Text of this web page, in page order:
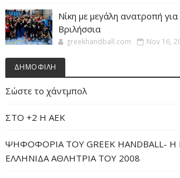
Νίκη με μεγάλη ανατροπή
Βριλήσσια
greekhandball.com Nov 16,
ΔΗΜΟΦΙΛΗ
Σώστε το χάντμπολ
ΣΤΟ +2 Η ΑΕΚ
ΨΗΦΟΦΟΡΙΑ ΤΟΥ GREEK HANDBALL-
ΕΛΛΗΝΙΔΑ ΑΘΛΗΤΡΙΑ ΤΟΥ 2008